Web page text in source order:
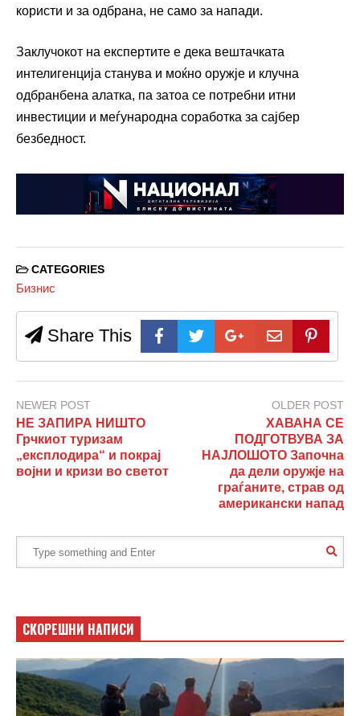
користи и за одбрана, не само за напади.
Заклучокот на експертите е дека вештачката
интелигенција станува и моќно оружје и клучна
одбранбена алатка, па затоа се потребни итни
инвестиции и меѓународна соработка за сајбер
безбедност.
CATEGORIES
Бизнис
Share This
NEWER POST
НЕ ЗАПИРА НИШТО
Грчкиот туризам
„експлодира“ и покрај
војни и кризи во светот
OLDER POST
ХАВАНА СЕ
ПОДГОТВУВА ЗА
НАЈЛОШОТО Започна
да дели оружје на
граѓаните, страв од
американски напад
СКОРЕШНИ НАПИСИ